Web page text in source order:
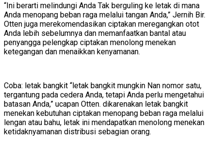
“Ini berarti melindungi Anda Tak berguling ke letak di mana
Anda menopang beban raga melalui tangan Anda,” Jernih Bir.
Otten juga merekomendasikan ciptakan meregangkan otot
Anda lebih sebelumnya dan memanfaatkan bantal atau
penyangga pelengkap ciptakan menolong menekan
ketegangan dan menaikkan kenyamanan.
Coba: letak bangkit “letak bangkit mungkin Nan nomor satu,
tergantung pada cedera Anda, tetapi Anda perlu mengetahui
batasan Anda,” ucapan Otten. dikarenakan letak bangkit
menekan kebutuhan ciptakan menopang beban raga melalui
lengan atau bahu, letak ini mendapatkan menolong menekan
ketidaknyamanan distribusi sebagian orang.